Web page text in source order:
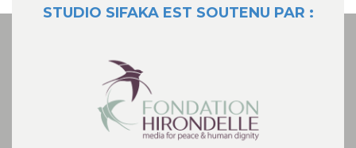
STUDIO SIFAKA EST SOUTENU PAR :